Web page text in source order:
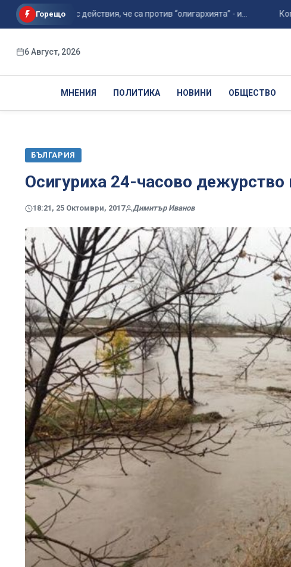
Горещо
с действия, че са против “олигархията” - и... Кога
6 Август, 2026
МНЕНИЯ ПОЛИТИКА НОВИНИ ОБЩЕСТВО
БЪЛГАРИЯ
Осигуриха 24-часово
18:21, 25 Октомври, 2017 Димитър Иванов